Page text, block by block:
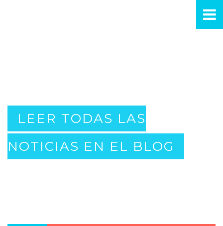
LEER TODAS LAS
NOTICIAS EN EL BLOG